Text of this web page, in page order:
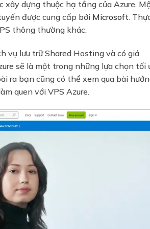
xây dựng thuộc hạ tầng của Azure.
được cung cấp bởi Microsoft.
thông thường khác.
vụ lưu trữ Shared Hosting và có giá
sẽ là một trong những lựa chọn tối
ra bạn cũng có thể xem qua bài
quen với VPS Azure.